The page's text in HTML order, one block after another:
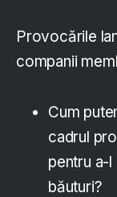
Provocările
companii
Cum
cadrul
pentru a-
băuturi?